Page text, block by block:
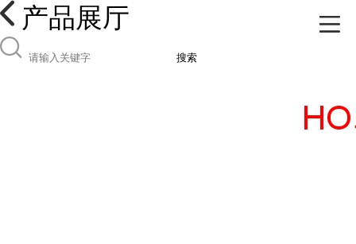
产品展厅
搜索